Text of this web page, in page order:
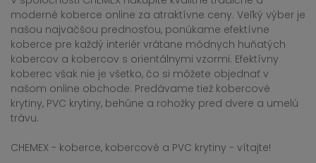
moderné koberce online za atraktívne ceny. Veľký výber je
našou najväčšou prednosťou, ponúkame efektívne
koberce pre každý interiér vrátane módnych huňatých
kobercov a kobercov s orientálnymi vzormi. Efektívny
koberec však nie je všetko, čo si môžete objednať v
našom online obchode. Predávame tiež kobercové
krytiny, PVC krytiny, behúne a rohožky pred dvere a umelú
trávu.
CHEMEX - koberce, kobercové a PVC krytiny - vítajte!